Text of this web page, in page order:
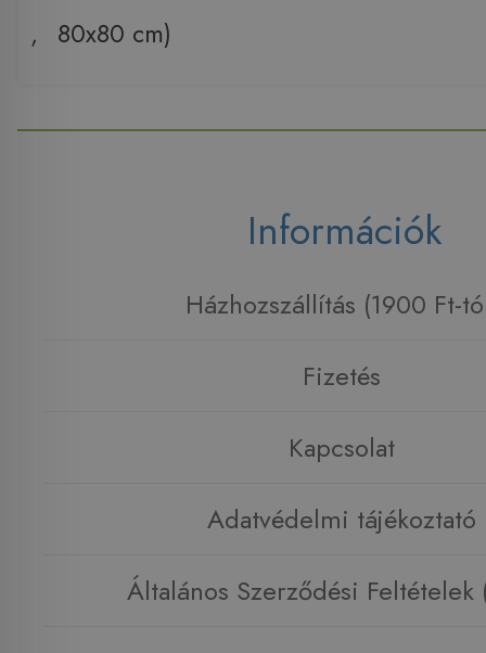
,
80x80 cm)
Információk
Házhozszállítás (1900 Ft-
Fizetés
Kapcsolat
Adatvédelmi tájékoztató
Általános Szerződési Feltételek